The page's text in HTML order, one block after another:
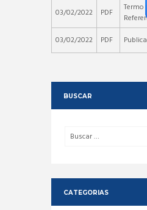
03/02/2022 PDF
03/02/2022
PDF
BUSCAR
CATEGORIAS